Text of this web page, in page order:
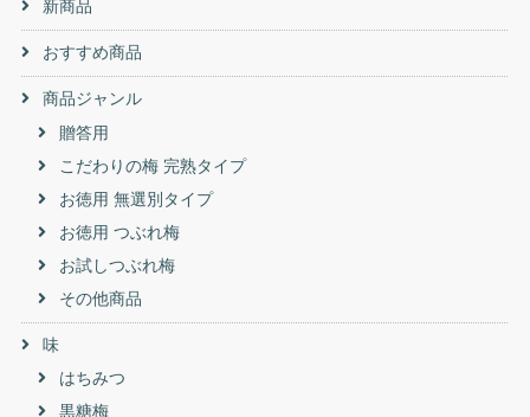
新商品
おすすめ商品
商品ジャンル
贈答用
こだわりの梅 完熟タイプ
お徳用 無選別タイプ
お徳用 つぶれ梅
お試しつぶれ梅
その他商品
味
はちみつ
黒糖梅